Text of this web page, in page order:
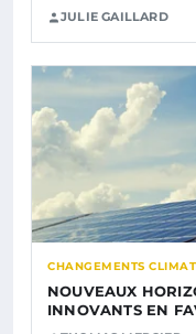
JULIE GAILLARD
CHANGEMENTS
NOUVEAUX
INNOVANTS EN